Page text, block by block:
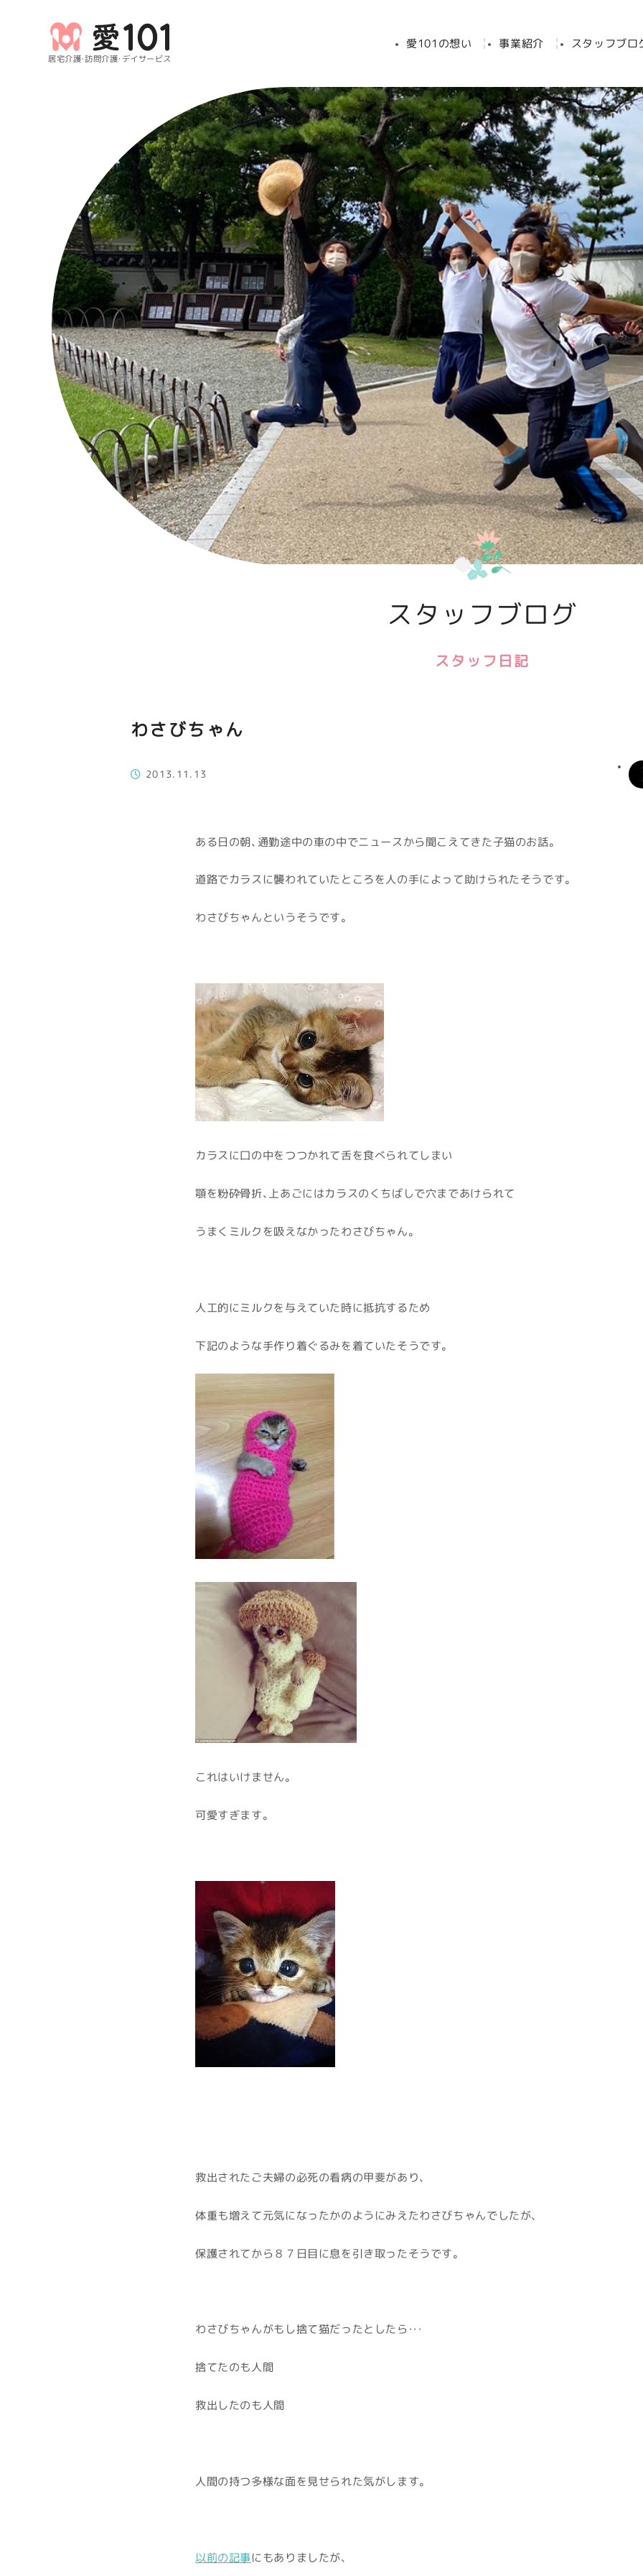
居宅介護・訪問介護・デイサービス
愛101の想い 事業紹介 スタッフブロ
スタッフブログ
スタッフ日記
わさびちゃん
2013.11.13
ある日の朝、通勤途中の車の中でニュースから聞こえてきた子猫のお話。
道路でカラスに襲われていたところを人の手によって助けられたそうです。
わさびちゃんというそうです。
カラスに口の中をつつかれて舌を食べられてしまい
顎を粉砕骨折、上あごにはカラスのくちばしで穴まであけられて
うまくミルクを吸えなかったわさびちゃん。
人工的にミルクを与えていた時に抵抗するため
下記のような手作り着ぐるみを着ていたそうです。
これはいけません。
可愛すぎます。
救出されたご夫婦の必死の看病の甲斐があり、
体重も増えて元気になったかのようにみえたわさびちゃんでしたが、
保護されてから８７日目に息を引き取ったそうです。
わさびちゃんがもし捨て猫だったとしたら・・・
捨てたのも人間
救出したのも人間
人間の持つ多様な面を見せられた気がします。
以前の記事にもありましたが、